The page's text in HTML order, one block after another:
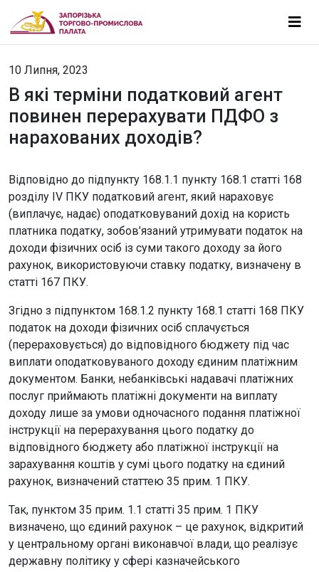
10 Липня, 2023
В які терміни податковий агент
повинен перерахувати ПДФО з
нарахованих доходів?
Відповідно до підпункту 168.1.1 пункту 168.1 статті 168
розділу IV ПКУ податковий агент, який нараховує
(виплачує, надає) оподатковуваний дохід на користь
платника податку, зобов’язаний утримувати податок на
доходи фізичних осіб із суми такого доходу за його
рахунок, використовуючи ставку податку, визначену в
статті 167 ПКУ.
Згідно з підпунктом 168.1.2 пункту 168.1 статті 168 ПКУ
податок на доходи фізичних осіб сплачується
(перераховується) до відповідного бюджету під час
виплати оподатковуваного доходу єдиним платіжним
документом. Банки, небанківські надавачі платіжних
послуг приймають платіжні документи на виплату
доходу лише за умови одночасного подання платіжної
інструкції на перерахування цього податку до
відповідного бюджету або платіжної інструкції на
зарахування коштів у сумі цього податку на єдиний
рахунок, визначений статтею 35 прим. 1 ПКУ.
Так, пунктом 35 прим. 1.1 статті 35 прим. 1 ПКУ
визначено, що єдиний рахунок – це рахунок, відкритий
у центральному органі виконавчої влади, що реалізує
державну політику у сфері казначейського